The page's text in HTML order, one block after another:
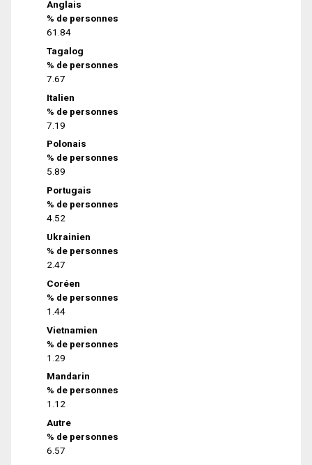
Anglais
% de personnes
61.84
Tagalog
% de personnes
7.67
Italien
% de personnes
7.19
Polonais
% de personnes
5.89
Portugais
% de personnes
4.52
Ukrainien
% de personnes
2.47
Coréen
% de personnes
1.44
Vietnamien
% de personnes
1.29
Mandarin
% de personnes
1.12
Autre
% de personnes
6.57